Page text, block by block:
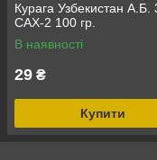
Курага Узбекистан А.Б.
САХ-2 100 гр.
В наявності
29 ₴
Купити